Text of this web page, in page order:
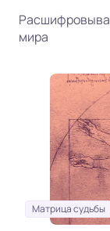
мира
Матрица судьбы